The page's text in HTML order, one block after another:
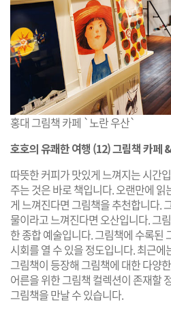
홍대 그림책 카페 `노란 우산`
호호의 유쾌한 여행 (12) 그림책 카페
따뜻한 커피가 맛있게 느껴지는 시간
주는 것은 바로 책입니다. 오랜만에
게 느껴진다면 그림책을 추천합니다.
물이라고 느껴진다면 오산입니다. 그
한 종합 예술입니다. 그림책에 수록된
시회를 열 수 있을 정도입니다. 최근
그림책이 등장해 그림책에 대한 다양
어른을 위한 그림책 컬렉션이 존재할
그림책을 만날 수 있습니다.